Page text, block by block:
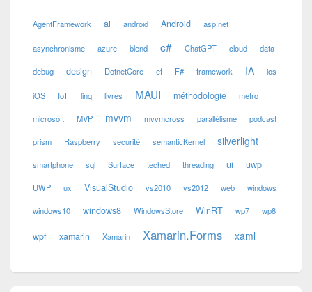
AgentFramework ai android Android asp.net
asynchronisme azure blend c# ChatGPT cloud data
debug design DotnetCore ef F# framework IA ios
iOS IoT linq livres MAUI méthodologie metro
microsoft MVP mvvm mvvmcross parallélisme podcast
prism Raspberry securité semanticKernel silverlight
smartphone sql Surface teched threading ui uwp
UWP ux VisualStudio vs2010 vs2012 web windows
windows10 windows8 WindowsStore WinRT wp7 wp8
wpf xamarin Xamarin Xamarin.Forms xaml